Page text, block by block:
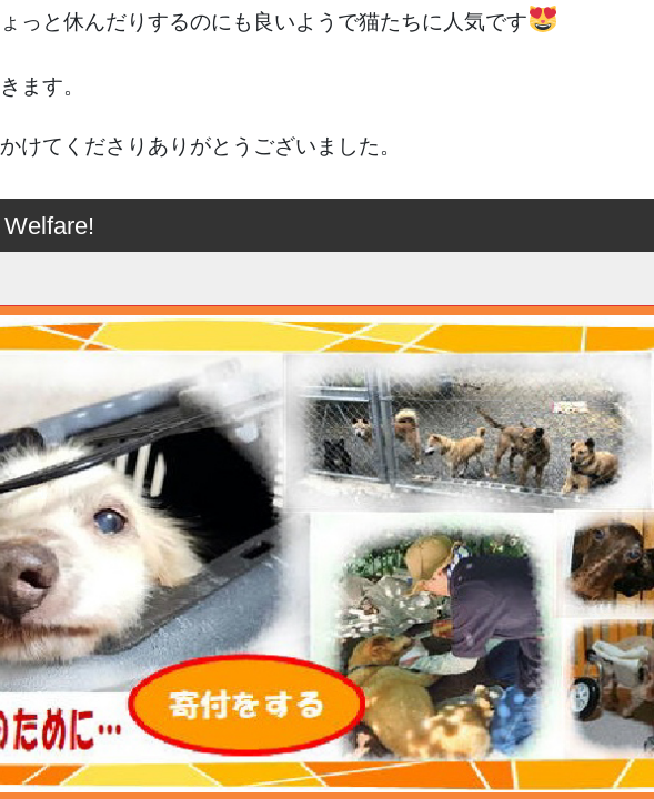
っと休んだりするのにも良いようで猫たちに人気です
ます。
けてくださりありがとうございました。